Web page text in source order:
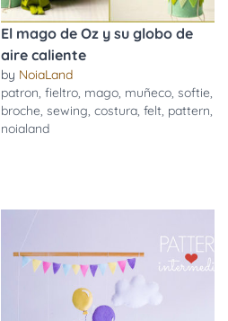
El mago de Oz y su globo de
aire caliente
by NoiaLand
patron,fieltro, mago, muñeco,softie,
broche,sewing,costura,felt, pattern,
noialand